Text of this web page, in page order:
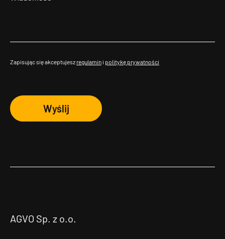
Zapisując się akceptujesz regulamin i politykę prywatności
Wyślij
AGVO Sp. z o.o.